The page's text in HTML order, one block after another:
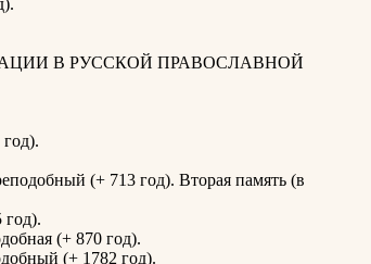
В РУССКОЙ ПРАВОСЛАВНОЙ
(+ 713 год). Вторая память (в
год).
(+ 870 год).
(+ 1782 год).